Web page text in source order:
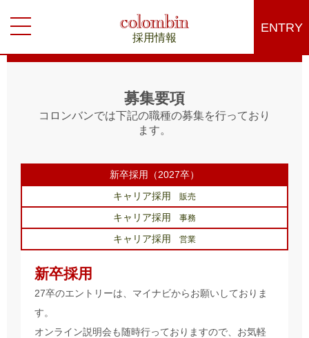
採用情報
ENTRY
募集要項
コロンバンでは下記の職種の募集を行っており
ます。
新卒採用（2027卒）
キャリア採用
販売
キャリア採用 事務
キャリア採用 営業
新卒採用
27卒のエントリーは、マイナビからお願いしておりま
す。
オンライン説明会も随時行っておりますので、お気軽